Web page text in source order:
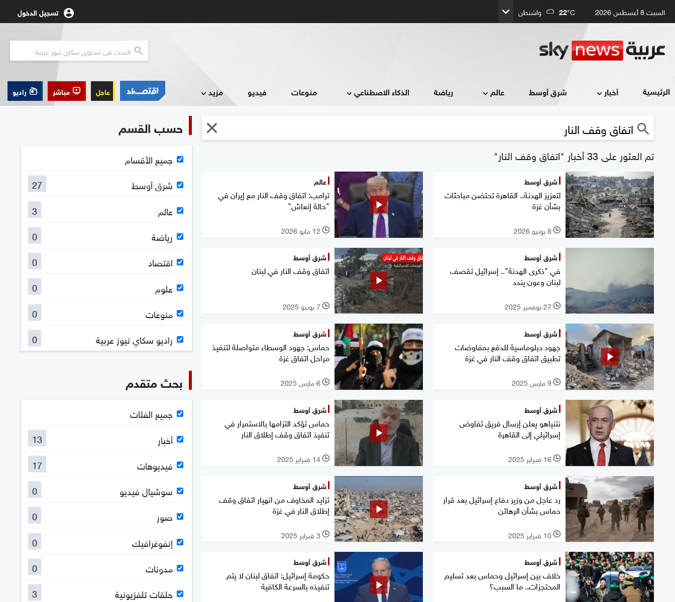
السبت 8 أغسطس 2026 22°C واشنطن تسجيل الدخول
الرئيسية أخبار شرق أوسط عالم رياضة الذكاء الاصطناعي منوعات فيديو مزيد عاجل مباشر راديو
تم العثور على 33 أخبار "اتفاق وقف النار"
شرق أوسط
لتعزيز الهدنة.. القاهرة تحتضن مباحثات
بشأن غزة
l 8 يونيو 2026
عالم
ترامب: اتفاق وقف النار مع إيران في
"حالة إنعاش"
l 12 مايو 2026
شرق أوسط
في "ذكرى الهدنة".. إسرائيل تقصف
لبنان وعون يندد
l 27 نوفمبر 2025
شرق أوسط
اتفاق وقف النار في لبنان
l 7 يونيو 2025
شرق أوسط
جهود دبلوماسية للدفع بمفاوضات
تطبيق اتفاق وقف النار في غزة
l 9 مارس 2025
شرق أوسط
حماس: جهود الوسطاء متواصلة لتنفيذ
مراحل اتفاق غزة
l 6 مارس 2025
شرق أوسط
نتنياهو يعلن إرسال فريق تفاوض
إسرائيلي إلى القاهرة
l 16 فبراير 2025
شرق أوسط
حماس تؤكد التزامها بالاستمرار في
تنفيذ اتفاق وقف إطلاق النار
l 14 فبراير 2025
شرق أوسط
رد عاجل من وزير دفاع إسرائيل بعد قرار
حماس بشأن الرهائن
l 10 فبراير 2025
شرق أوسط
تزايد المخاوف من انهيار اتفاق وقف
إطلاق النار في غزة
l 3 فبراير 2025
شرق أوسط
خلاف بين إسرائيل وحماس بعد تسليم
المحتجزات.. ما السبب؟
شرق أوسط
حكومة إسرائيل: اتفاق لبنان لا يتم
تنفيذه بالسرعة الكافية
حسب القسم
جميع الأقسام
شرق أوسط
27
عالم
3
رياضة
0
اقتصاد
0
علوم
0
منوعات
0
راديو سكاي نيوز عربية
0
بحث متقدم
جميع الفئات
أخبار
13
فيديوهات
17
سوشيال فيديو
0
صور
0
إنفوغرافيك
0
مدونات
0
حلقات تلفزيونية
3